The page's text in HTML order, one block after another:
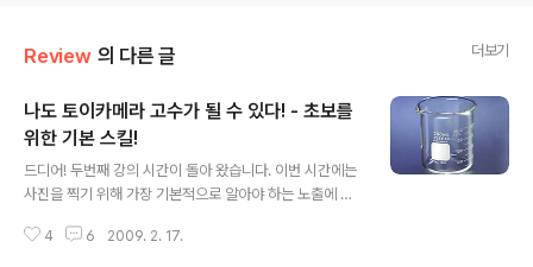
Review 의 다른 글 더보기
나도 토이카메라 고수가 될 수 있다! - 초보를
위한 기본 스킬!
드디어! 두번째 강의 시간이 돌아 왔습니다. 이번 시간에는
사진을 찍기 위해 가장 기본적으로 알아야 하는 노출에 대
하는지 알려드릴까 합니다. 자, 이 글을 읽고 있는 그대가
4 6 2009. 2. 17.